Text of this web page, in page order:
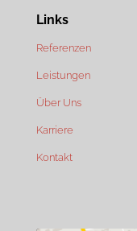
Links
Referenzen
Leistungen
Über Uns
Karriere
Kontakt